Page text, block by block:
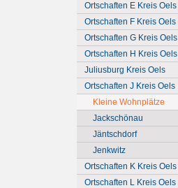
Ortschaften E Kreis Oels
Ortschaften F Kreis Oels
Ortschaften G Kreis Oels
Ortschaften H Kreis Oels
Juliusburg Kreis Oels
Ortschaften J Kreis Oels
Kleine Wohnplätze
Jackschönau
Jäntschdorf
Jenkwitz
Ortschaften K Kreis Oels
Ortschaften L Kreis Oels